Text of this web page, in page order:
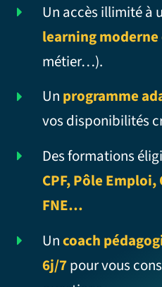
Un accès illimité à
learning
métier…).
Un programme
vos disponibilités
Des formations
CPF, Pôle Emploi,
FNE…
Uncoach
6j/7pour vous